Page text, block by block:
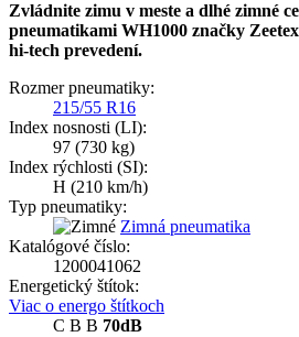
Zvládnite zimu v meste a dlhé zimné
pneumatikami WH1000 značky
hi-tech prevedení.
Rozmer pneumatiky:
215/55 R16
Index nosnosti (LI):
97 (730 kg)
Index rýchlosti (SI):
H (210 km/h)
Typ pneumatiky:
Zimná pneumatika
Katalógové číslo:
1200041062
Energetický štítok:
Viac o energo štítkoch
C B B 70dB